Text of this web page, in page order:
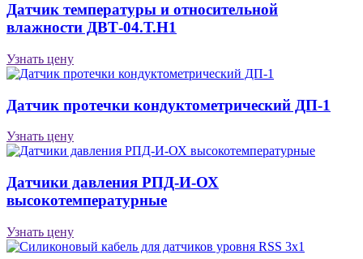
Датчик температуры и относительной
влажности ДВТ-04.Т.Н1
Узнать цену
Датчик протечки кондуктометрический ДП-1
Узнать цену
Датчики давления РПД-И-ОХ
высокотемпературные
Узнать цену